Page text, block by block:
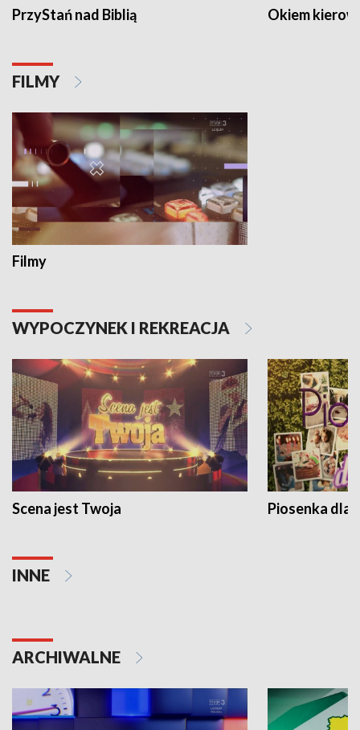
PrzyStań nad Biblią Okiem
FILMY
Filmy
WYPOCZYNEK I REKREACJA
Scena jest Twoja Piosenka dla
INNE
ARCHIWALNE